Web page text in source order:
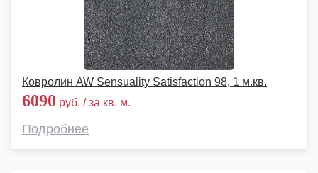
Ковролин AW Sensuality Satisfaction 98, 1 м.кв.
6090 руб. / за кв. м.
Подробнее